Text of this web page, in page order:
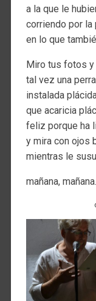
a la que le
corriendo por la
en lo que
Miro tus fotos y
tal vez una
instalada
que acaricia
feliz porque ha
y mira con ojos
mientras le
mañana,